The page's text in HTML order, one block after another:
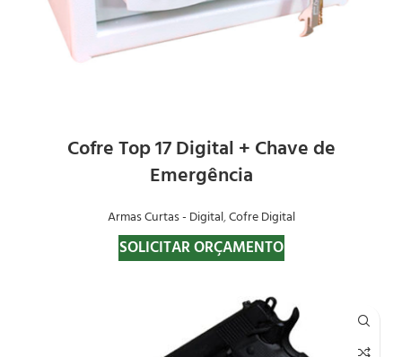
Cofre Top 17 Digital + Chave de
Emergência
Armas Curtas - Digital,Cofre Digital
SOLICITAR ORÇAMENTO